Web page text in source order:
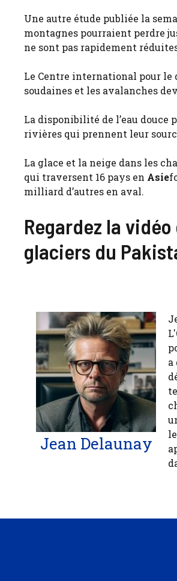
Une autre étude publiée la
montagnes pourraient perdre
ne sont pas rapidement
Le Centre international pour le
soudaines et les avalanches
La disponibilité de l’eau
rivières qui prennent leur
La glace et la neige dans les
qui traversent 16 pays en Asie
milliard d’autres en aval.
Regardez la
glaciers du
Jean Delaunay
a